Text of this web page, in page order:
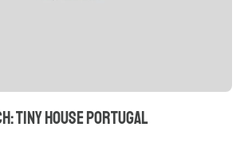
TINY HOUSE PORTUGAL